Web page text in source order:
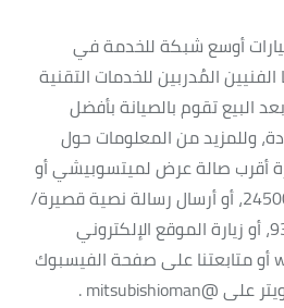
أوسع شبكة للخدمة في
المُدربين للخدمات التقنية
البيع تقوم بالصيانة بأفضل
وللمزيد من المعلومات حول
أقرب صالة عرض لميتسوبيشي أو
الاتصال على الهاتف 24500500، أو أرسال رسالة نصية قصيرة/
واتساب إلى رقم 93800925، أو زيارة الموقع الإلكتروني
www.mitsubishioman.com أو متابعتنا على صفحة الفيسبوك